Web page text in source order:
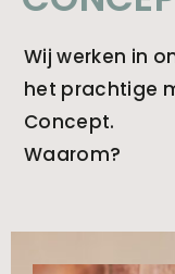
Wij werken in
het prachtige
Concept.
Waarom?